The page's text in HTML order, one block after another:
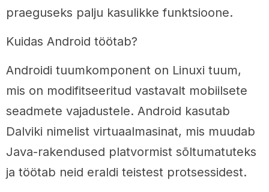
praeguseks palju kasulikke funktsioone.
Kuidas Android töötab?
Androidi tuumkomponent on Linuxi tuum,
mis on modifitseeritud vastavalt mobiilsete
seadmete vajadustele. Android kasutab
Dalviki nimelist virtuaalmasinat, mis muudab
Java-rakendused platvormist sõltumatuteks
ja töötab neid eraldi teistest protsessidest.